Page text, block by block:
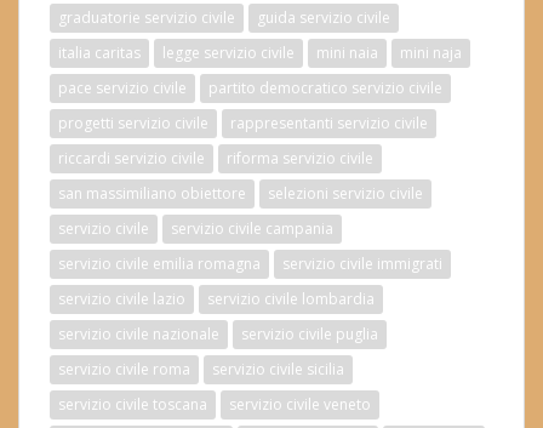
graduatorie servizio civile
guida servizio civile
italia caritas
legge servizio civile mini naia
mini naja
pace servizio civile
partito democratico servizio civile
progetti servizio civile
rappresentanti servizio civile
riccardi servizio civile
riforma servizio civile
san massimiliano obiettore
selezioni servizio civile
servizio civile
servizio civile campania
servizio civile emilia romagna
servizio civile immigrati
servizio civile lazio
servizio civile lombardia
servizio civile nazionale
servizio civile puglia
servizio civile roma
servizio civile sicilia
servizio civile toscana
servizio civile veneto